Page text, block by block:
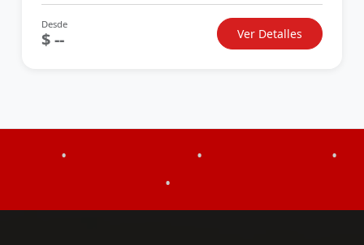
Desde
$ -- Ver Detalles
• •
•
•